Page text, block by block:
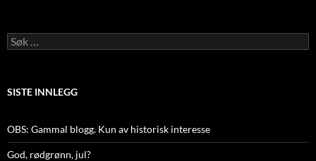
Søk
etter:
SISTE INNLEGG
OBS: Gammal blogg. Kun av historisk interesse
God, rødgrønn, jul?